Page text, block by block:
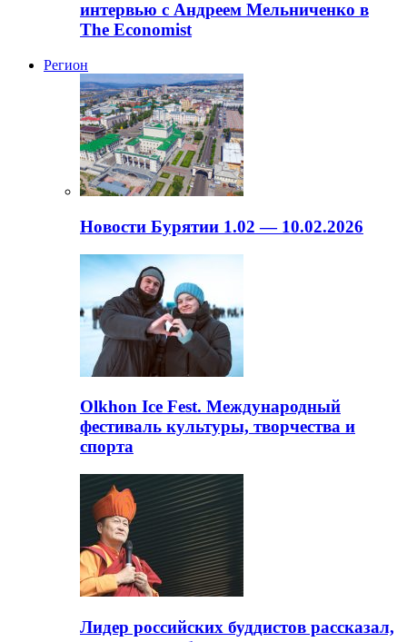
интервью с Андреем Мельниченко в
The Economist
Регион
Новости Бурятии 1.02 — 10.02.2026
Olkhon Ice Fest. Международный
фестиваль культуры, творчества и
спорта
Лидер российских буддистов рассказал,